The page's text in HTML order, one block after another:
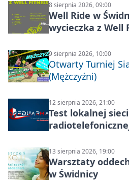
8 sierpnia 2026, 09:00
Well Ride w
wycieczka z Well
9 sierpnia 2026, 10:00
Otwarty Turniej
(Mężczyźni)
12 sierpnia 2026, 21:00
Test lokalnej sieci
13 sierpnia 2026, 19:00
Warsztaty
w Świdnicy